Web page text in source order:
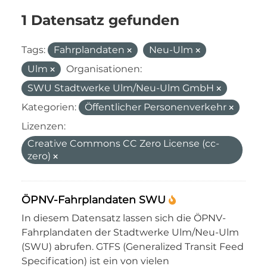
1 Datensatz gefunden
Tags: Fahrplandaten
Neu-Ulm
Ulm
Organisationen:
SWU Stadtwerke Ulm/Neu-Ulm GmbH
Kategorien:
Öffentlicher Personenverkehr
Lizenzen:
Creative Commons CC Zero License (cc-
zero)
ÖPNV-Fahrplandaten SWU
In diesem Datensatz lassen sich die ÖPNV-
Fahrplandaten der Stadtwerke Ulm/Neu-Ulm
(SWU) abrufen. GTFS (Generalized Transit Feed
Specification) ist ein von vielen